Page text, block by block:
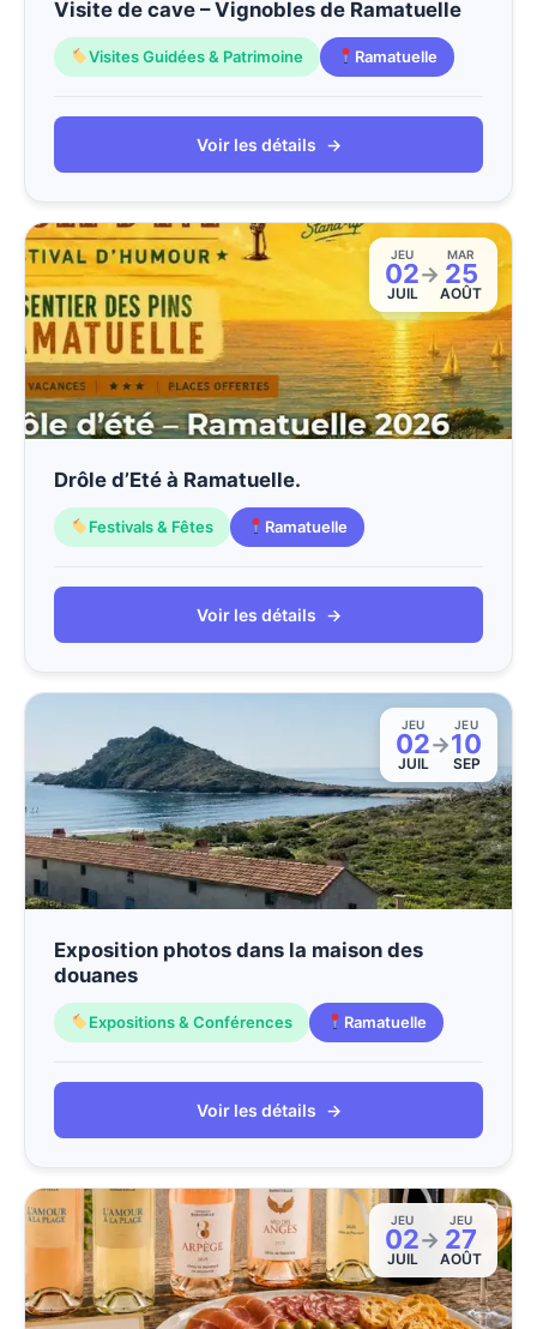
Visite de cave – Vignobles de Ramatuelle
Visites Guidées & Patrimoine Ramatuelle
Voir les détails →
JEU
02
JUIL
→
MAR
25
AOÛT
Drôle d’Eté à Ramatuelle.
Festivals & Fêtes Ramatuelle
Voir les détails →
JEU
02
JUIL
→
JEU
10
SEP
Exposition photos dans la maison des
douanes
Expositions & Conférences Ramatuelle
Voir les détails →
JEU
02
JUIL
→
JEU
27
AOÛT